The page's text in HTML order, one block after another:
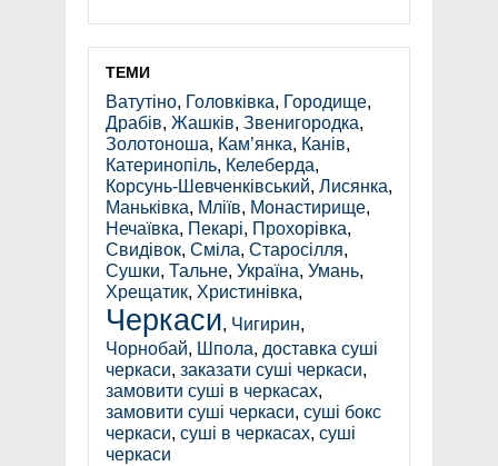
ТЕМИ
Ватутіно, Головківка, Городище,
Драбів, Жашків, Звенигородка,
Золотоноша, Кам’янка, Канів,
Катеринопіль, Келеберда,
Корсунь-Шевченківський, Лисянка,
Маньківка, Мліїв, Монастирище,
Нечаївка, Пекарі, Прохорівка,
Свидівок, Сміла, Старосілля,
Сушки, Тальне, Україна, Умань,
Хрещатик, Христинівка,
Черкаси, Чигирин,
Чорнобай, Шпола, доставка суші
черкаси, заказати суші черкаси,
замовити суші в черкасах,
замовити суші черкаси, суші бокс
черкаси, суші в черкасах, суші
черкаси